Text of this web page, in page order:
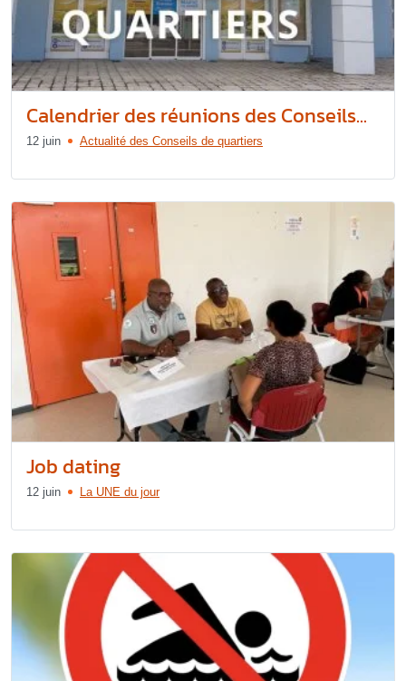
Calendrier des réunions des Conseils...
12 juin Actualité des Conseils de quartiers
Job dating
12 juin La UNE du jour